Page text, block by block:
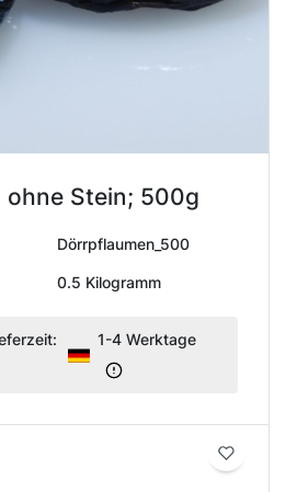
ohne Stein; 500g
Dörrpflaumen_500
0.5 Kilogramm
1-4 Werktage